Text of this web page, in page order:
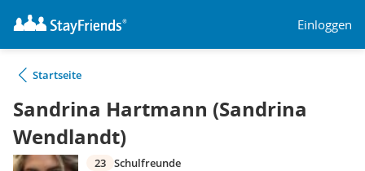
Einloggen
Startseite
Sandrina Hartmann (Sandrina
Wendlandt)
23 Schulfreunde